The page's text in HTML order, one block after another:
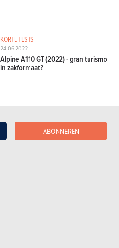
ABONNEREN
24-06-2022
KORTE TESTS
Alpine A110 GT (2022) - gran turismo
in zakformaat?
03-02-2022
Alpine A110 S (2022) – en nu serieus?